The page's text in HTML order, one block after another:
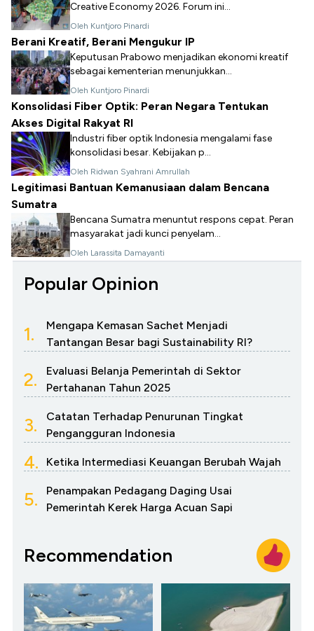
Creative Economy 2026. Forum ini...
Oleh Kuntjoro Pinardi
Berani Kreatif, Berani Mengukur IP
Keputusan Prabowo menjadikan ekonomi kreatif
sebagai kementerian menunjukkan...
Oleh Kuntjoro Pinardi
Konsolidasi Fiber Optik: Peran Negara Tentukan
Akses Digital Rakyat RI
Industri fiber optik Indonesia mengalami fase
konsolidasi besar. Kebijakan p...
Oleh Ridwan Syahrani Amrullah
Legitimasi Bantuan Kemanusiaan dalam Bencana
Sumatra
Bencana Sumatra menuntut respons cepat. Peran
masyarakat jadi kunci penyelam...
Oleh Larassita Damayanti
Popular Opinion
1.
Mengapa Kemasan Sachet Menjadi
Tantangan Besar bagi Sustainability RI?
2.
Evaluasi Belanja Pemerintah di Sektor
Pertahanan Tahun 2025
3.
Catatan Terhadap Penurunan Tingkat
Pengangguran Indonesia
4. Ketika Intermediasi Keuangan Berubah Wajah
5.
Penampakan Pedagang Daging Usai
Pemerintah Kerek Harga Acuan Sapi
Recommendation